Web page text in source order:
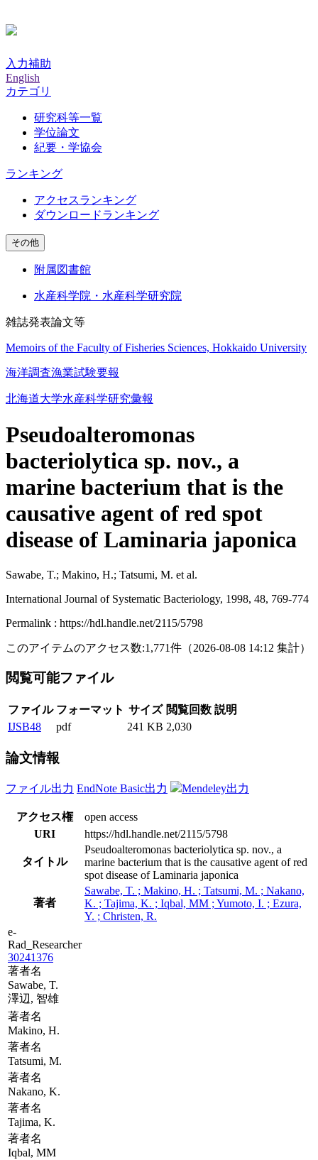
入力補助
English
カテゴリ
研究科等一覧
学位論文
紀要・学協会
ランキング
アクセスランキング
ダウンロードランキング
その他
附属図書館
水産科学院・水産科学研究院
雑誌発表論文等
Memoirs of the Faculty of Fisheries Sciences, Hokkaido University
海洋調査漁業試験要報
北海道大学水産科学研究彙報
Pseudoalteromonas
bacteriolytica sp. nov., a
marine bacterium that is the
causative agent of red spot
disease of Laminaria japonica
Sawabe, T.; Makino, H.; Tatsumi, M. et al.
International Journal of Systematic Bacteriology, 1998, 48, 769-774
Permalink : https://hdl.handle.net/2115/5798
このアイテムのアクセス数:1,771件 （2026-08-08 14:12 集計）
閲覧可能ファイル
ファイル フォーマット サイズ 閲覧回数 説明
IJSB48
pdf 241 KB 2,030
論文情報
ファイル出力 EndNote Basic出力 Mendeley出力
アクセス権
open access
URI
https://hdl.handle.net/2115/5798
タイトル
Pseudoalteromonas bacteriolytica sp. nov., a
marine bacterium that is the causative agent of red
spot disease of Laminaria japonica
著者
Sawabe, T. ; Makino, H. ; Tatsumi, M. ; Nakano,
K. ; Tajima, K. ; Iqbal, MM ; Yumoto, I. ; Ezura,
Y. ; Christen, R.
e-
Rad_Researcher
30241376
著者名
Sawabe, T.
澤辺, 智雄
著者名
Makino, H.
著者名
Tatsumi, M.
著者名
Nakano, K.
著者名
Tajima, K.
著者名
Iqbal, MM